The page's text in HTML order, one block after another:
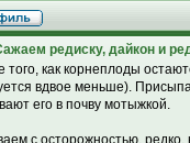
редиску, дайкон и
того, как корнеплоды
вдвое меньше).
его в почву мотыжкой.
с осторожностью,